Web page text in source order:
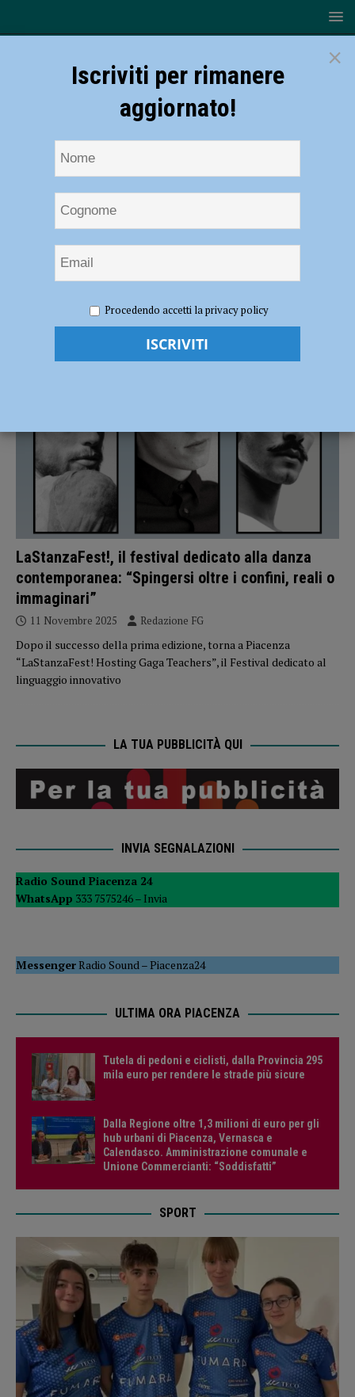
LaStanzaFest!, il festival dedicato alla danza
contemporanea: “Spingersi oltre i confini, reali o
immaginari”
11 Novembre 2025 Redazione FG
Dopo il successo della prima edizione, torna a Piacenza
“LaStanzaFest! Hosting Gaga Teachers”, il Festival dedicato al
linguaggio innovativo
LA TUA PUBBLICITÀ QUI
INVIA SEGNALAZIONI
Radio Sound Piacenza 24
WhatsApp 333 7575246 – Invia
MessengerRadio Sound–Piacenza24
ULTIMA ORA PIACENZA
Tutela di pedoni e ciclisti, dalla Provincia 295
mila euro per rendere le strade più sicure
Dalla Regione oltre 1,3 milioni di euro per gli
hub urbani di Piacenza, Vernasca e
Calendasco. Amministrazione comunale e
Unione Commercianti: “Soddisfatti”
SPORT
×
Iscriviti per rimanere
aggiornato!
Procedendo accetti la privacy policy